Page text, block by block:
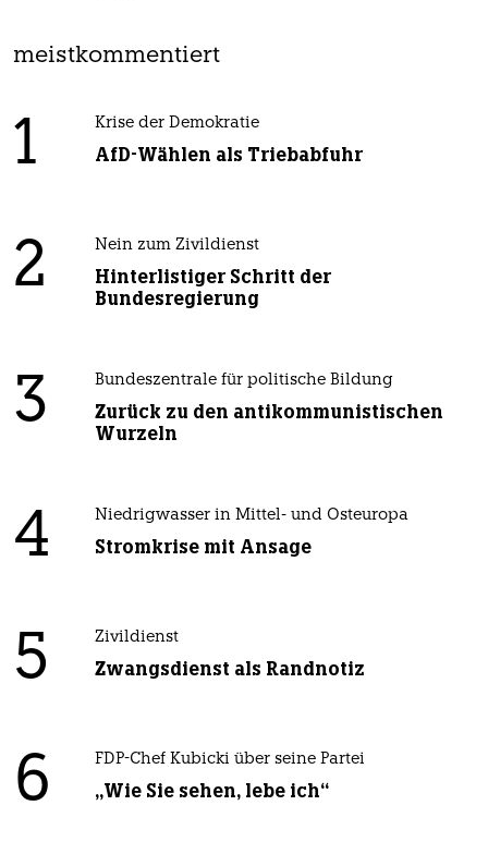
meistkommentiert
1 Krise der Demokratie
AfD-Wählen als Triebabfuhr
2 Nein zum Zivildienst
Hinterlistiger Schritt der
Bundesregierung
3 Bundeszentrale für politische Bildung
Zurück zu den antikommunistischen
Wurzeln
4 Niedrigwasser in Mittel- und Osteuropa
Stromkrise mit Ansage
5 Zivildienst
Zwangsdienst als Randnotiz
6 FDP-Chef Kubicki über seine Partei
„Wie Sie sehen, lebe ich“